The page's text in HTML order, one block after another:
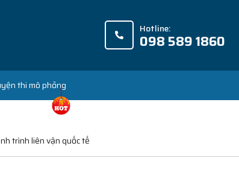
Hotline:
098 589 1860
thi mô phỏng
trình liên vận quốc tế